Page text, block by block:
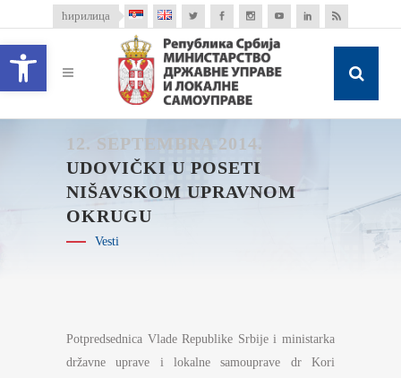
Open toolbar
ћирилица
12. SEPTEMBRA 2014.
UDOVIČKI U POSETI
NIŠAVSKOM UPRAVNOM
OKRUGU
Vesti
Potpredsednica Vlade Republike Srbije i ministarka
državne uprave i lokalne samouprave dr Kori